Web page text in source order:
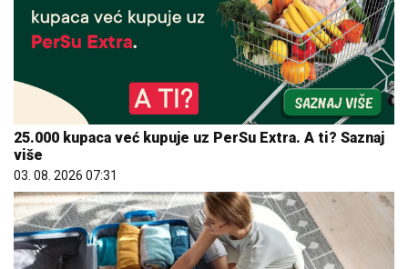
25.000 kupaca već kupuje uz PerSu Extra. A ti? Saznaj
više
03. 08. 2026 07:31